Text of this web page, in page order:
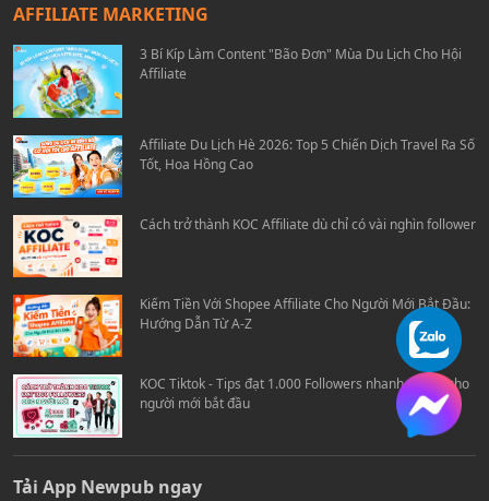
AFFILIATE MARKETING
3 Bí Kíp Làm Content "Bão Đơn" Mùa Du Lịch Cho Hội
Affiliate
Affiliate Du Lịch Hè 2026: Top 5 Chiến Dịch Travel Ra Số
Tốt, Hoa Hồng Cao
Cách trở thành KOC Affiliate dù chỉ có vài nghìn follower
Kiếm Tiền Với Shopee Affiliate Cho Người Mới Bắt Đầu:
Hướng Dẫn Từ A-Z
KOC Tiktok - Tips đạt 1.000 Followers nhanh chóng cho
người mới bắt đầu
Tải App Newpub ngay